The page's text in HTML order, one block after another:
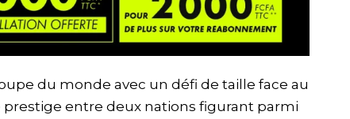
du monde avec un défi de taille face au
prestige entre deux nations figurant parmi